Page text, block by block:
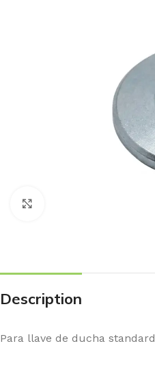
Description
Para llave de ducha standard